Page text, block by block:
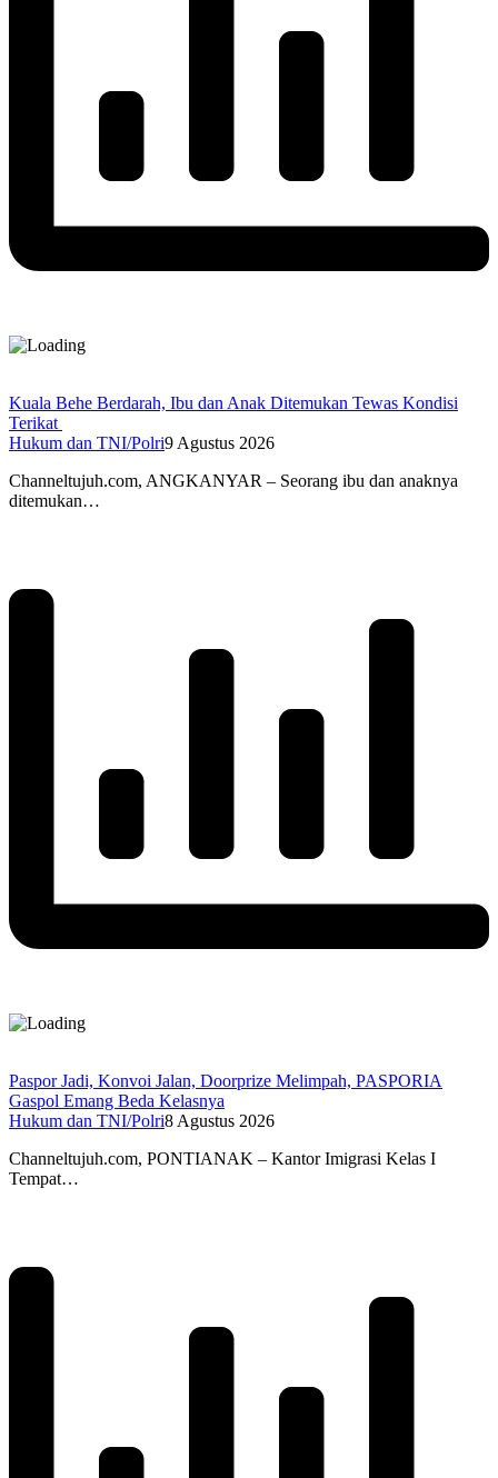
Kuala Behe Berdarah, Ibu dan Anak Ditemukan Tewas Kondisi
Terikat
Hukum dan TNI/Polri9 Agustus 2026
Channeltujuh.com, ANGKANYAR – Seorang ibu dan anaknya
ditemukan…
Paspor Jadi, Konvoi Jalan, Doorprize Melimpah, PASPORIA
Gaspol Emang Beda Kelasnya
Hukum dan TNI/Polri8 Agustus 2026
Channeltujuh.com, PONTIANAK – Kantor Imigrasi Kelas I
Tempat…